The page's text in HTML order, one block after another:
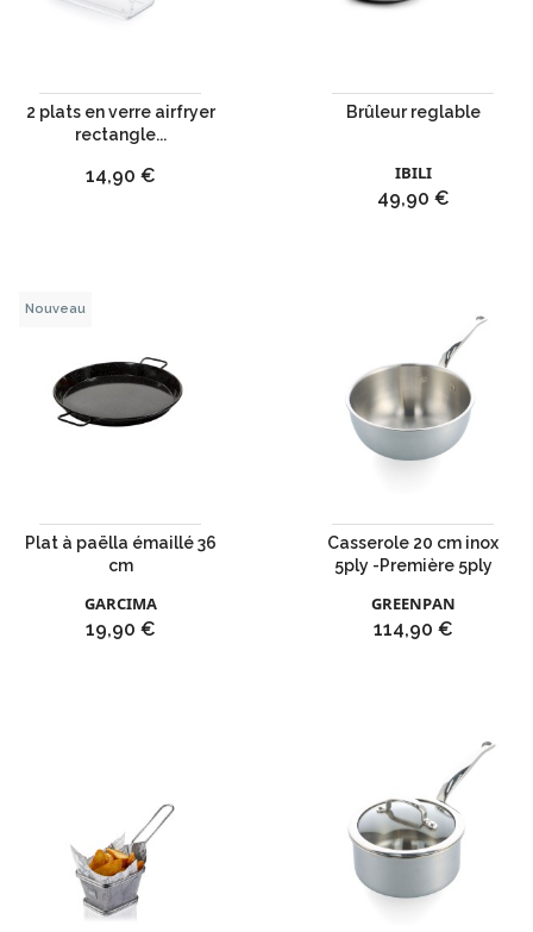
2 plats en verre airfryer
rectangle...
Prix
14,90 €
Brûleur reglable
IBILI
Prix
49,90 €
Plat à paëlla émaillé 36
cm
GARCIMA
Prix
19,90 €
Nouveau
Casserole 20 cm inox
5ply -Première 5ply
GREENPAN
Prix
114,90 €